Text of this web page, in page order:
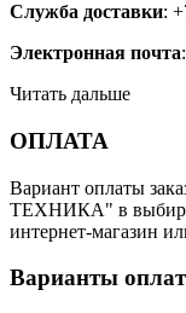
Служба доставки:
Электронная почта:
Читать дальше
ОПЛАТА
Вариант оплаты
ТЕХНИКА" в
интернет-магазин
Варианты